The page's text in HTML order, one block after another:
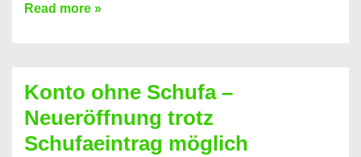
Mit
Sie
einen
Kredit
Read more »
Konto ohne Schufa –
Neueröffnung trotz
Schufaeintrag möglich